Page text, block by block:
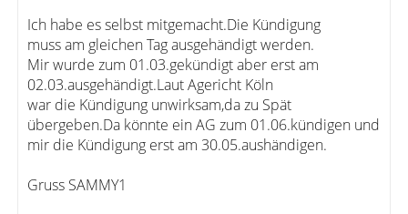
Ich habe es selbst mitgemacht.Die Kündigung
muss am gleichen Tag ausgehändigt werden.
Mir wurde zum 01.03.gekündigt aber erst am
02.03.ausgehändigt.Laut Agericht Köln
war die Kündigung unwirksam,da zu Spät
übergeben.Da könnte ein AG zum 01.06.kündigen und
mir die Kündigung erst am 30.05.aushändigen.
Gruss SAMMY1